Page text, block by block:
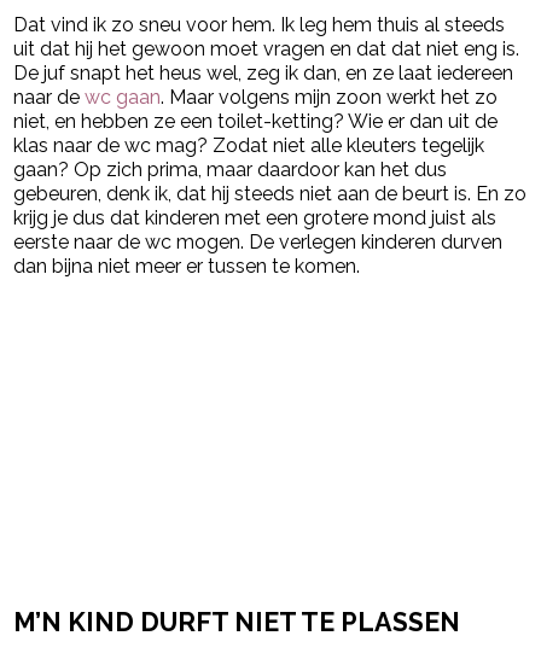
Dat vind ik zo sneu voor hem. Ik leg hem thuis al steeds
uit dat hij het gewoon moet vragen en dat dat niet eng is.
De juf snapt het heus wel, zeg ik dan, en ze laat iedereen
naar dewc gaan. Maar volgens mijn zoon werkt het zo
niet, en hebben ze een toilet-ketting? Wie er dan uit de
klas naar de wc mag? Zodat niet alle kleuters tegelijk
gaan? Op zich prima, maar daardoor kan het dus
gebeuren, denk ik, dat hij steeds niet aan de beurt is. En zo
krijg je dus dat kinderen met een grotere mond juist als
eerste naar de wc mogen. De verlegen kinderen durven
dan bijna niet meer er tussen te komen.
M’N KIND DURFT NIET TE PLASSEN